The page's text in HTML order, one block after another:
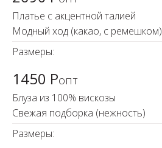
Платье с акцентной талией
Модный ход (какао, с ремешком)
Размеры:
1450 Ропт
Блуза из 100% вискозы
Свежая подборка (нежность)
Размеры: